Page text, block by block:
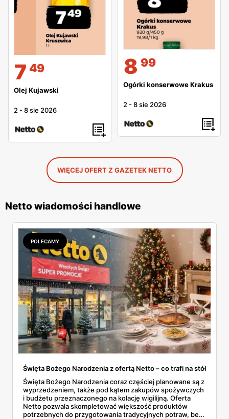
7 49
Olej Kujawski
2 -8 sie 2026
8 99
Ogórki konserwowe Krakus
2 -8 sie 2026
WIĘCEJ OFERT Z GAZETEK NETTO
Netto wiadomości handlowe
POLECAMY
Święta Bożego Narodzenia z ofertą Netto – co trafi na stół
Święta Bożego Narodzenia coraz częściej planowane są z
wyprzedzeniem, także pod kątem zakupów spożywczych
i budżetu przeznaczonego na kolację wigilijną. Oferta
Netto pozwala skompletować większość produktów
potrzebnych do przygotowania tradycyjnych potraw, bez